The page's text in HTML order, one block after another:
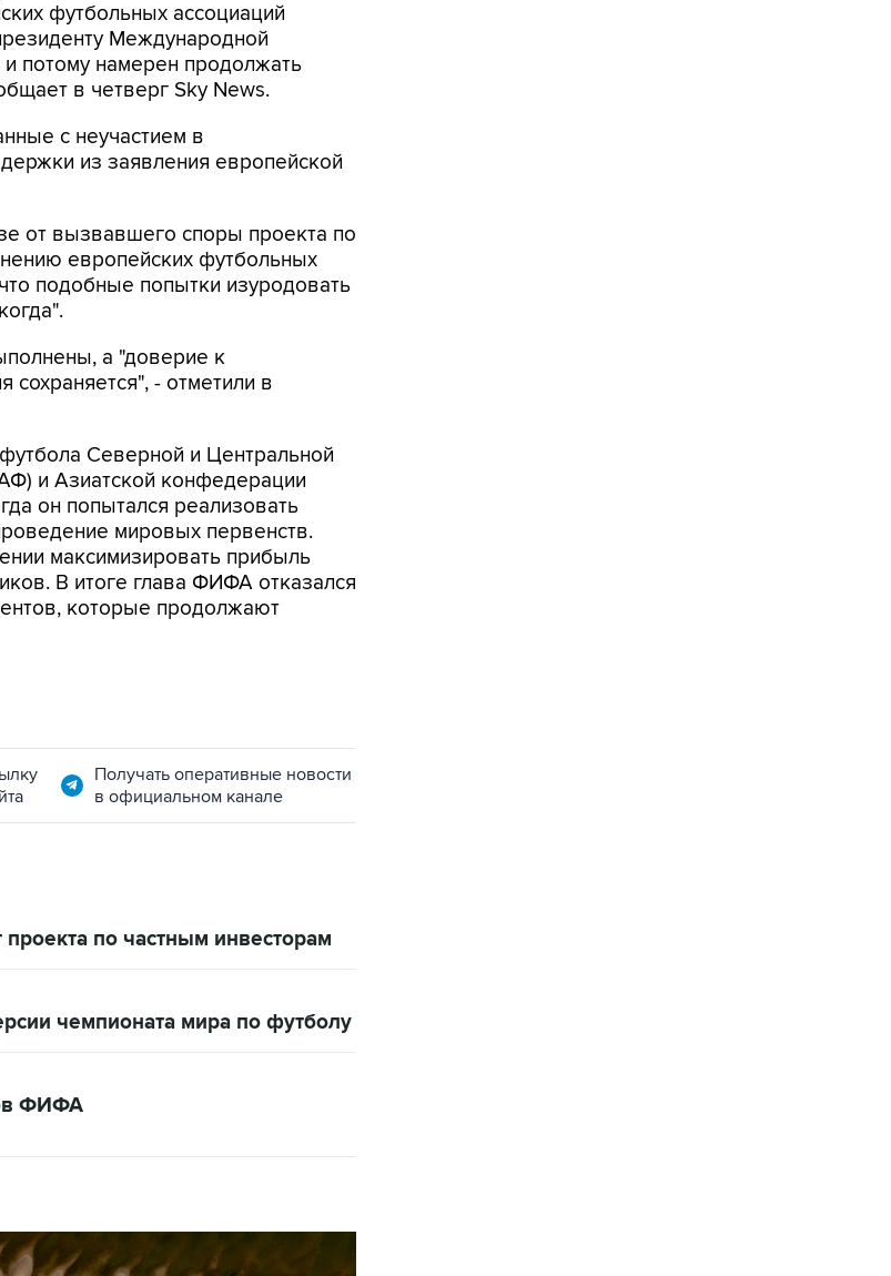
футбольных ассоциаций
Международной
потому намерен продолжать
в четверг Sky News.
с неучастием в
из заявления европейской
от вызвавшего споры проекта по
европейских футбольных
подобные попытки изуродовать
а "доверие к
сохраняется", - отметили в
Северной и Центральной
и Азиатской конфедерации
он попытался реализовать
мировых первенств.
максимизировать прибыль
В итоге глава ФИФА отказался
которые продолжают
Получать оперативные новости
в официальном канале
по частным инвесторам
чемпионата мира по футболу
ФИФА